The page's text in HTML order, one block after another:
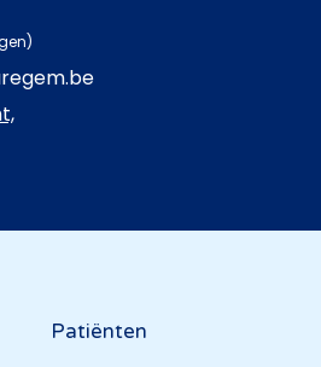
Patiënten